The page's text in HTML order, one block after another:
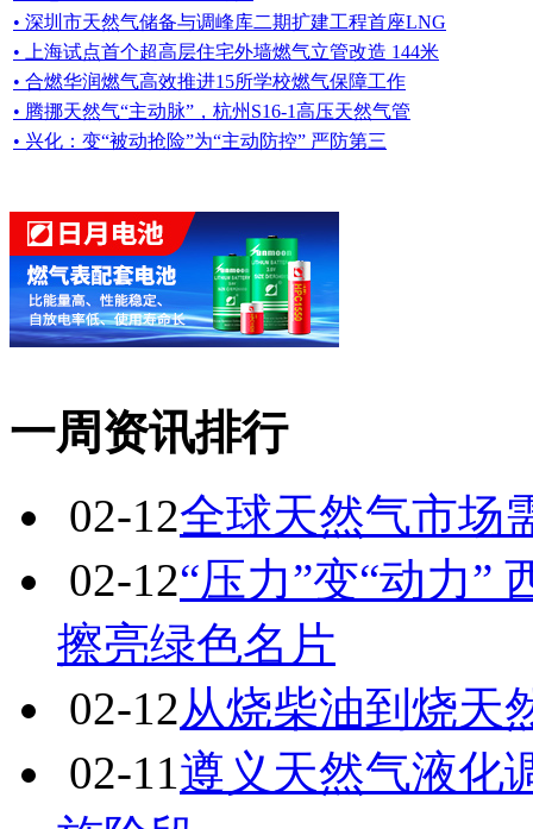
• 深圳市天然气储备与调峰库二期扩建工程首座LNG
• 上海试点首个超高层住宅外墙燃气立管改造 144米
• 合燃华润燃气高效推进15所学校燃气保障工作
• 腾挪天然气“主动脉”，杭州S16-1高压天然气管
• 兴化：变“被动抢险”为“主动防控” 严防第三
一周资讯排行
02-12全球天然气市场
02-12“压力”变“动力”
擦亮绿色名片
02-12从烧柴油到烧天
02-11遵义天然气液化